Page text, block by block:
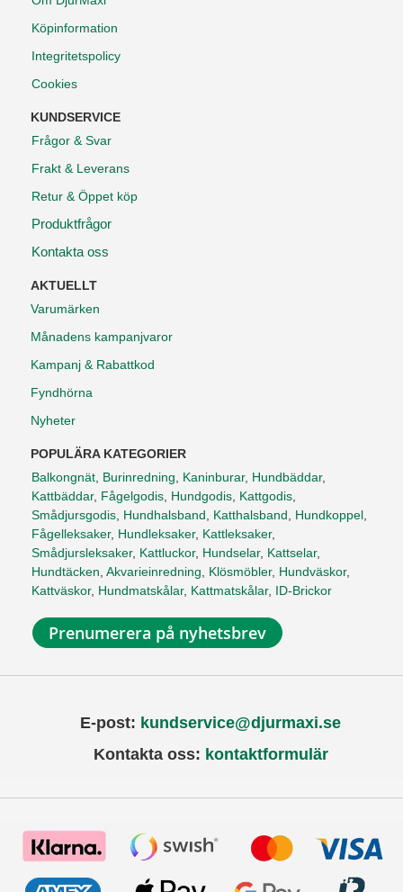
Köpinformation
Integritetspolicy
Cookies
KUNDSERVICE
Frågor & Svar
Frakt & Leverans
Retur & Öppet köp
Produktfrågor
Kontakta oss
AKTUELLT
Varumärken
Månadens kampanjvaror
Kampanj & Rabattkod
Fyndhörna
Nyheter
POPULÄRA KATEGORIER
Balkongnät, Burinredning, Kaninburar, Hundbäddar,
Kattbäddar, Fågelgodis, Hundgodis, Kattgodis,
Smådjursgodis, Hundhalsband, Katthalsband, Hundkoppel,
Fågelleksaker, Hundleksaker, Kattleksaker,
Smådjursleksaker, Kattluckor, Hundselar, Kattselar,
Hundtäcken, Akvarieinredning, Klösmöbler, Hundväskor,
Kattväskor, Hundmatskålar, Kattmatskålar, ID-Brickor
Prenumerera på nyhetsbrev
E-post: kundservice@djurmaxi.se
Kontakta oss: kontaktformulär